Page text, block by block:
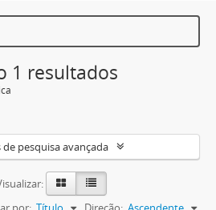
1 resultados
de pesquisa avançada